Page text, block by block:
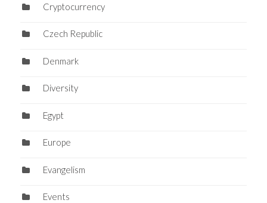
Cryptocurrency
Czech Republic
Denmark
Diversity
Egypt
Europe
Evangelism
Events